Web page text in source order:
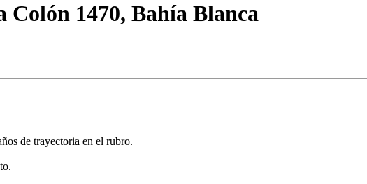
Colón 1470, Bahía Blanca
de trayectoria en el rubro.